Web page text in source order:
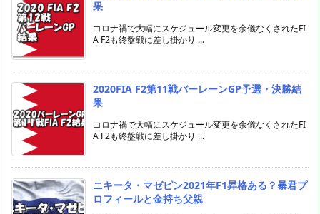
果
コロナ禍で大幅にスケジュール変更を余儀なくされたFI
A F2も終盤戦に差し掛かり ...
2020FIA F2第11戦バーレーンGP予選・決勝結
果
コロナ禍で大幅にスケジュール変更を余儀なくされたFI
A F2も終盤戦に差し掛かり ...
ニキータ・マゼピン2021年F1昇格ある？暴君プ
ロフィールと金持ち父親